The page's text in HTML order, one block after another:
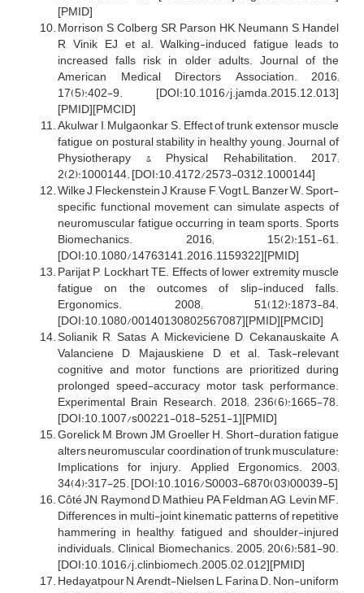
[PMID]
Morrison S, Colberg SR, Parson HK, Neumann S, Handel
R, Vinik EJ, et al. Walking-induced fatigue leads to
increased falls risk in older adults. Journal of the
American Medical Directors Association. 2016;
17(5):402-9. [DOI:10.1016/j.jamda.2015.12.013]
[PMID][PMCID]
Akulwar I, Mulgaonkar S. Effect of trunk extensor muscle
fatigue on postural stability in healthy young. Journal of
Physiotherapy & Physical Rehabilitation. 2017;
2(2):1000144. [DOI:10.4172/2573-0312.1000144]
Wilke J, Fleckenstein J, Krause F, Vogt L, Banzer W. Sport-
specific functional movement can simulate aspects of
neuromuscular fatigue occurring in team sports. Sports
Biomechanics. 2016; 15(2):151-61.
[DOI:10.1080/14763141.2016.1159322][PMID]
Parijat P, Lockhart TE. Effects of lower extremity muscle
fatigue on the outcomes of slip-induced falls.
Ergonomics. 2008; 51(12):1873-84.
[DOI:10.1080/00140130802567087][PMID][PMCID]
Solianik R, Satas A, Mickeviciene D, Cekanauskaite A,
Valanciene D, Majauskiene D, et al. Task-relevant
cognitive and motor functions are prioritized during
prolonged speed-accuracy motor task performance.
Experimental Brain Research. 2018; 236(6):1665-78.
[DOI:10.1007/s00221-018-5251-1][PMID]
Gorelick M, Brown JM, Groeller H. Short-duration fatigue
alters neuromuscular coordination of trunk musculature:
Implications for injury. Applied Ergonomics. 2003;
34(4):317-25. [DOI:10.1016/S0003-6870(03)00039-5]
Côté JN, Raymond D, Mathieu PA, Feldman AG, Levin MF.
Differences in multi-joint kinematic patterns of repetitive
hammering in healthy, fatigued and shoulder-injured
individuals. Clinical Biomechanics. 2005; 20(6):581-90.
[DOI:10.1016/j.clinbiomech.2005.02.012][PMID]
Hedayatpour N, Arendt-Nielsen L, Farina D. Non-uniform